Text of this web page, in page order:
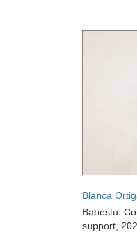
Blanca
Babestu.
support,